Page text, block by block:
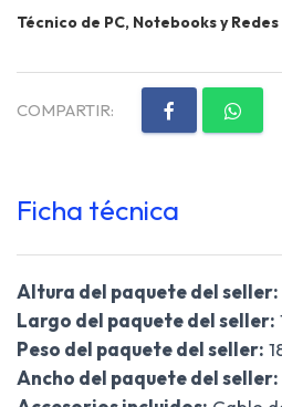
Técnico de PC, Notebooks y
COMPARTIR:
Ficha técnica
Altura del paquete del seller:
Largo del paquete del seller:
Peso del paquete del seller:
Ancho del paquete del seller: